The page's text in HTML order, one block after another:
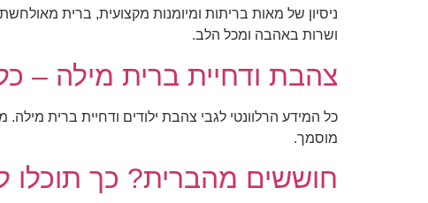
ניסיון של מאות בריתות ומיומנות מקצועית, ברית
ושרות באהבה ומכל הלב.
צהבת ודחיית ברית מילה –
כל המידע הרלוונטי לגבי צהבת ילודים ודחיית ברית
מוסמך.
חוששים מהברית? כך תוכלו